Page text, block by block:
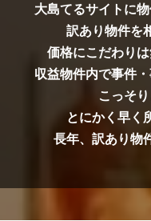
大島てるサイトに
訳あり物件を
価格にこだわりは
収益物件内で事件
こっそ
とにかく早く
長年、訳あり物